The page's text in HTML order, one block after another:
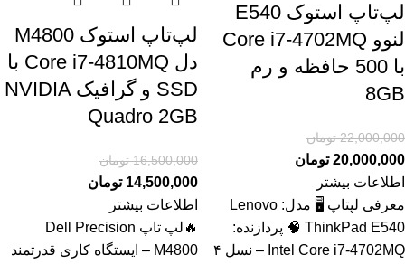
لپ‌تاپ استوک E540
لنوو Core i7-4702MQ
با 500 حافظه و رم
8GB
22,000,000 تومان
20,000,000 تومان
اطلاعات بیشتر
معرفی لپتاپ 🖥️ مدل: Lenovo
ThinkPad E540 🧠 پردازنده:
Intel Core i7‑4702MQ – نسل ۴
لپ‌تاپ استوک M4800
دل Core i7-4810MQ با
SSD و گرافیک NVIDIA
Quadro 2GB
16,500,000 تومان
14,500,000 تومان
اطلاعات بیشتر
🔥لپ تاپ Dell Precision
M4800 – ایستگاه کاری قدرتمند